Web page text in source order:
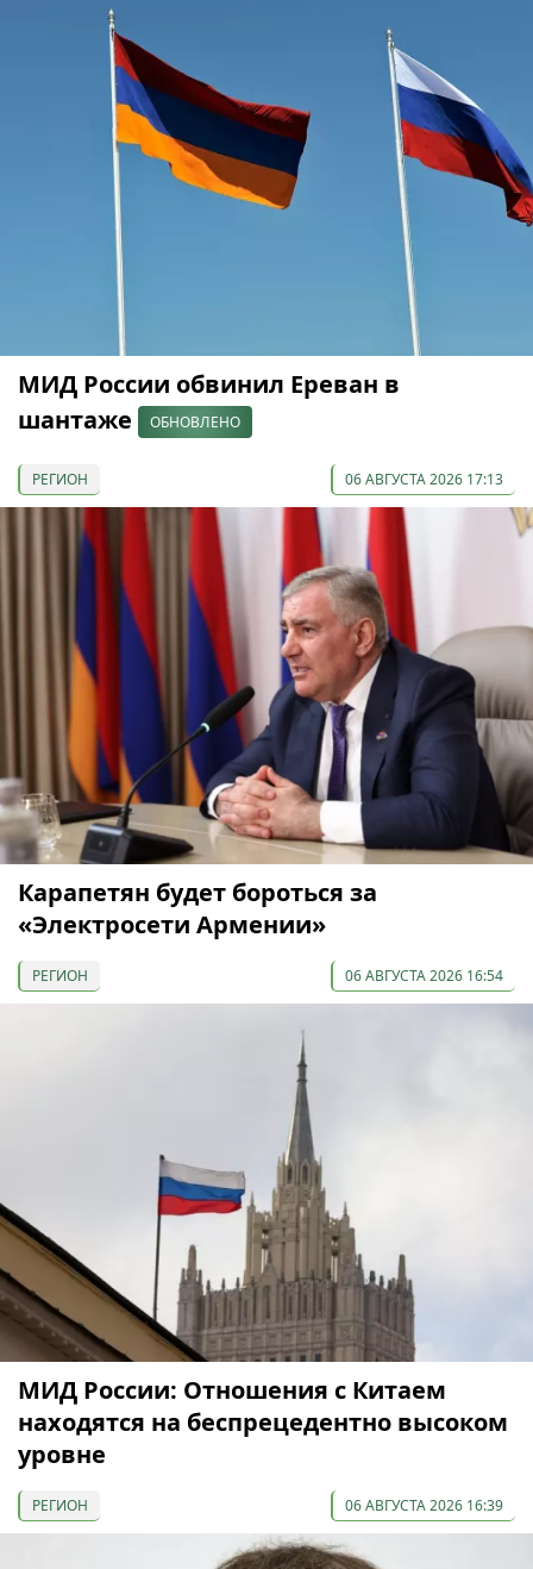
МИД России обвинил Ереван в
шантаже
ОБНОВЛЕНО
РЕГИОН 06 АВГУСТА 2026 17:13
Карапетян будет бороться за
«Электросети Армении»
РЕГИОН 06 АВГУСТА 2026 16:54
МИД России: Отношения с Китаем
находятся на беспрецедентно высоком
уровне
РЕГИОН 06 АВГУСТА 2026 16:39